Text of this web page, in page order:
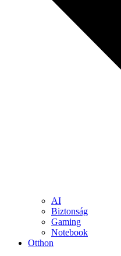
AI
Biztonság
Gaming
Notebook
Otthon